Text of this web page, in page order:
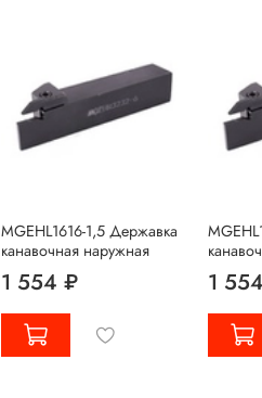
MGEHL1616-1,5 Державка
канавочная наружная
1 554 ₽ 1